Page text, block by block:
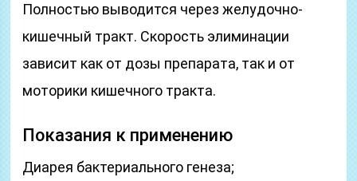
Полностью выводится через желудочно-
кишечный тракт. Скорость элиминации
зависит как от дозы препарата, так и от
моторики кишечного тракта.
Показания к применению
Диарея бактериального генеза;